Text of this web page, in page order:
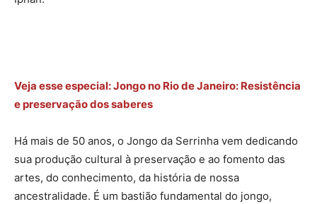
Veja esse especial: Jongo no Rio de Janeiro: Resistência
e preservação dos saberes
Há mais de 50 anos, o Jongo da Serrinha vem dedicando
sua produção cultural à preservação e ao fomento das
artes, do conhecimento, da história de nossa
ancestralidade. É um bastião fundamental do jongo,